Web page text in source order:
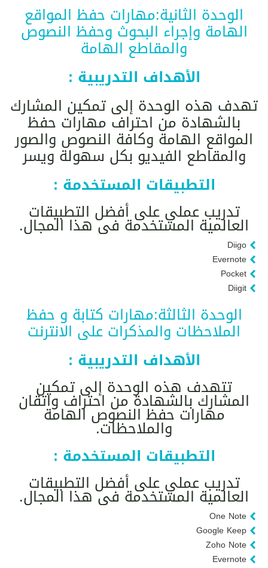
الوحدة الثانية:مهارات حفظ المواقع
الهامة وإجراء البحوث وحفظ النصوص
والمقاطع الهامة
الأهداف التدريبية :
تهدف هذه الوحدة إلى تمكين المشارك
بالشهادة من احتراف مهارات حفظ
المواقع الهامة وكافة النصوص والصور
والمقاطع الفيديو بكل سهولة ويسر
التطبيقات المستخدمة :
تدريب عملي على أفضل التطبيقات
العالمية المستخدمة فى هذا المجال.
Diigo
Evernote
Pocket
Diigit
الوحدة الثالثة:مهارات كتابة و حفظ
الملاحظات والمذكرات على الانترنت
الأهداف التدريبية :
تتهدف هذه الوحدة إلى تمكين
المشارك بالشهادة من احتراف واتقان
مهارات حفظ النصوص الهامة
والملاحظات.
التطبيقات المستخدمة :
تدريب عملي على أفضل التطبيقات
العالمية المستخدمة فى هذا المجال.
One Note
Google Keep
Zoho Note
Evernote